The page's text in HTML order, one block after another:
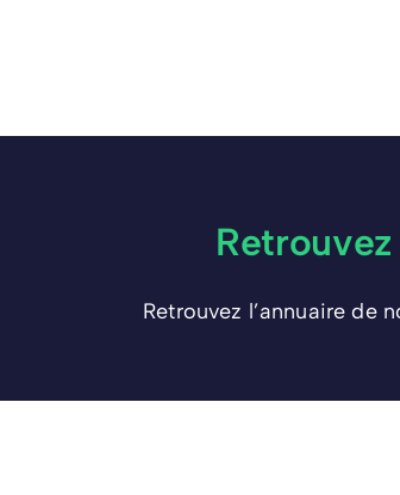
Retrouvez l’annuaire de